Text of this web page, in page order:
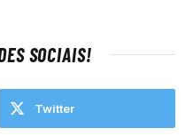
SOCIAIS!
Twitter